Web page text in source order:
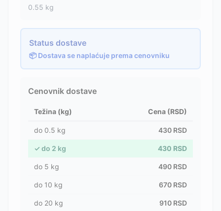
0.55 kg
Status dostave
📦 Dostava se naplaćuje prema cenovniku
Cenovnik dostave
Težina (kg) Cena (RSD)
do 0.5 kg 430 RSD
✓ do 2 kg 430 RSD
do 5 kg 490 RSD
do 10 kg 670 RSD
do 20 kg 910 RSD